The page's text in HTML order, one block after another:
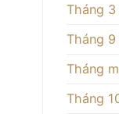
Tháng
Tháng
Tháng
Tháng